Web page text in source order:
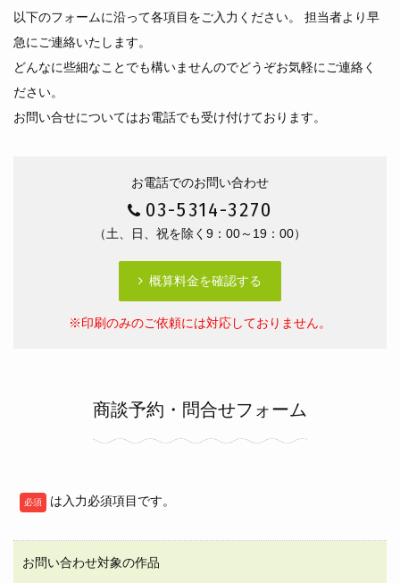
以下のフォームに沿って各項目をご入力ください。 担当者より早
急にご連絡いたします。
どんなに些細なことでも構いませんのでどうぞお気軽にご連絡く
ださい。
お問い合せについてはお電話でも受け付けております。
お電話でのお問い合わせ
03-5314-3270
（土、日、祝を除く9：00～19：00）
概算料金を確認する
※印刷のみのご依頼には対応しておりません。
商談予約・問合せフォーム
必須 は入力必須項目です。
お問い合わせ対象の作品